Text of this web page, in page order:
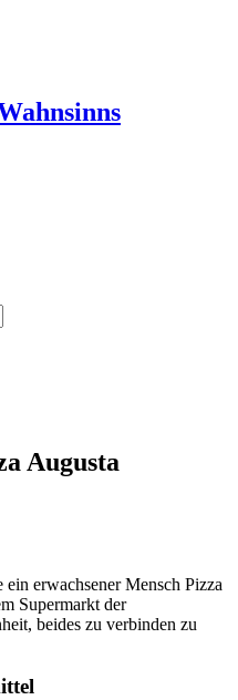
Augusta
erwachsener Mensch Pizza
Supermarkt der
beides zu verbinden zu